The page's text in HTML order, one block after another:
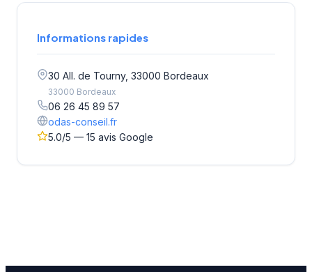
Informations rapides
30 All. de Tourny, 33000 Bordeaux
33000 Bordeaux
06 26 45 89 57
odas-conseil.fr
5.0/5 — 15 avis Google